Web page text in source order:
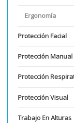
Ergonomía
Protección Facial
Protección Manual
Protección
Protección Visual
Trabajo En Alturas